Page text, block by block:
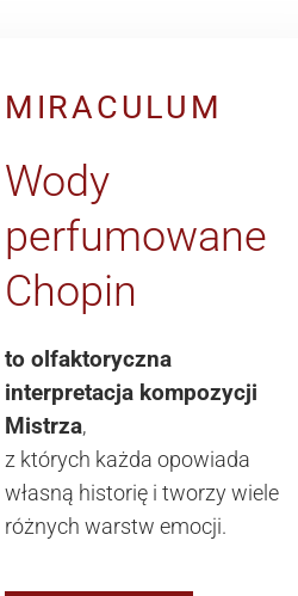
MIRACULUM
Wody
perfumowane
Chopin
to olfaktoryczna
interpretacja kompozycji
Mistrza,
z których każda opowiada
własną historię i tworzy wiele
różnych warstw emocji.